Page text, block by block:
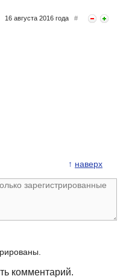
16 августа 2016 года #
↑ наверх
комментарий.